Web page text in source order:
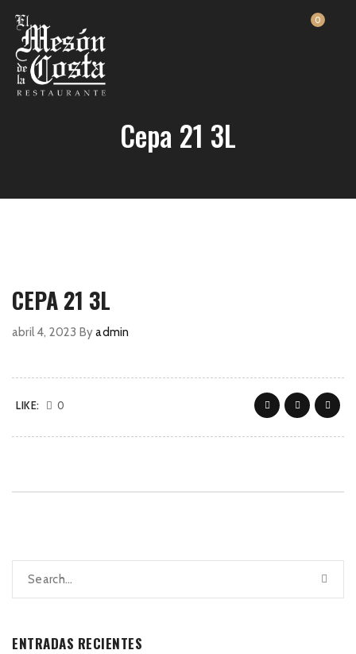
0
Cepa 21 3L
CEPA 21 3L
abril 4, 2023 Byadmin
LIKE: 0
ENTRADAS RECIENTES